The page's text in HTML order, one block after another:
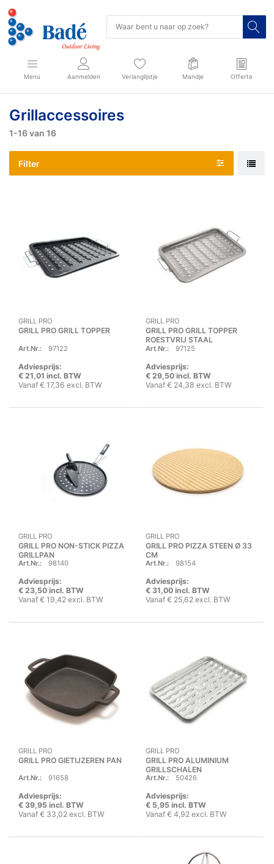
Menu Aanmelden Verlanglijstje Mandje Offerte
Grillaccessoires
1-16van 16
Filter
GRILL PRO
GRILL PRO GRILL TOPPER
Art.Nr.: 97122
Adviesprijs:
€ 21,01 incl. BTW
Vanaf € 17,36 excl. BTW
GRILL PRO
GRILL PRO GRILL TOPPER
ROESTVRIJ STAAL
Art.Nr.: 97125
Adviesprijs:
€ 29,50 incl. BTW
Vanaf € 24,38 excl. BTW
GRILL PRO
GRILL PRO NON-STICK PIZZA
GRILLPAN
Art.Nr.: 98140
Adviesprijs:
€ 23,50 incl. BTW
Vanaf € 19,42 excl. BTW
GRILL PRO
GRILL PRO PIZZA STEEN Ø 33
CM
Art.Nr.: 98154
Adviesprijs:
€ 31,00 incl. BTW
Vanaf € 25,62 excl. BTW
GRILL PRO
GRILL PRO GIETIJZEREN PAN
Art.Nr.: 91658
Adviesprijs:
€ 39,95 incl. BTW
Vanaf € 33,02 excl. BTW
GRILL PRO
GRILL PRO ALUMINIUM
GRILLSCHALEN
Art.Nr.: 50426
Adviesprijs:
€ 5,95 incl. BTW
Vanaf € 4,92 excl. BTW